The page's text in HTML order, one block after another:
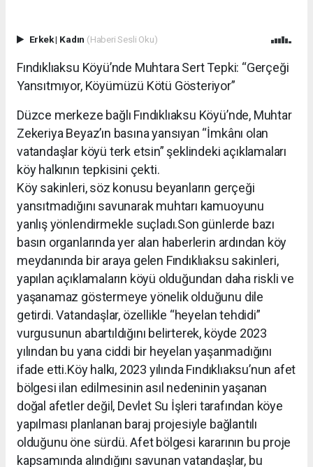
Erkek| Kadın (Haberi Sesli Oku)
Fındıklıaksu Köyü’nde Muhtara Sert Tepki: “Gerçeği
Yansıtmıyor, Köyümüzü Kötü Gösteriyor”
Düzce merkeze bağlı Fındıklıaksu Köyü’nde, Muhtar
Zekeriya Beyaz’ın basına yansıyan “İmkânı olan
vatandaşlar köyü terk etsin” şeklindeki açıklamaları
köy halkının tepkisini çekti.
Köy sakinleri, söz konusu beyanların gerçeği
yansıtmadığını savunarak muhtarı kamuoyunu
yanlış yönlendirmekle suçladı.Son günlerde bazı
basın organlarında yer alan haberlerin ardından köy
meydanında bir araya gelen Fındıklıaksu sakinleri,
yapılan açıklamaların köyü olduğundan daha riskli ve
yaşanamaz göstermeye yönelik olduğunu dile
getirdi. Vatandaşlar, özellikle “heyelan tehdidi”
vurgusunun abartıldığını belirterek, köyde 2023
yılından bu yana ciddi bir heyelan yaşanmadığını
ifade etti.Köy halkı, 2023 yılında Fındıklıaksu’nun afet
bölgesi ilan edilmesinin asıl nedeninin yaşanan
doğal afetler değil, Devlet Su İşleri tarafından köye
yapılması planlanan baraj projesiyle bağlantılı
olduğunu öne sürdü. Afet bölgesi kararının bu proje
kapsamında alındığını savunan vatandaşlar, bu